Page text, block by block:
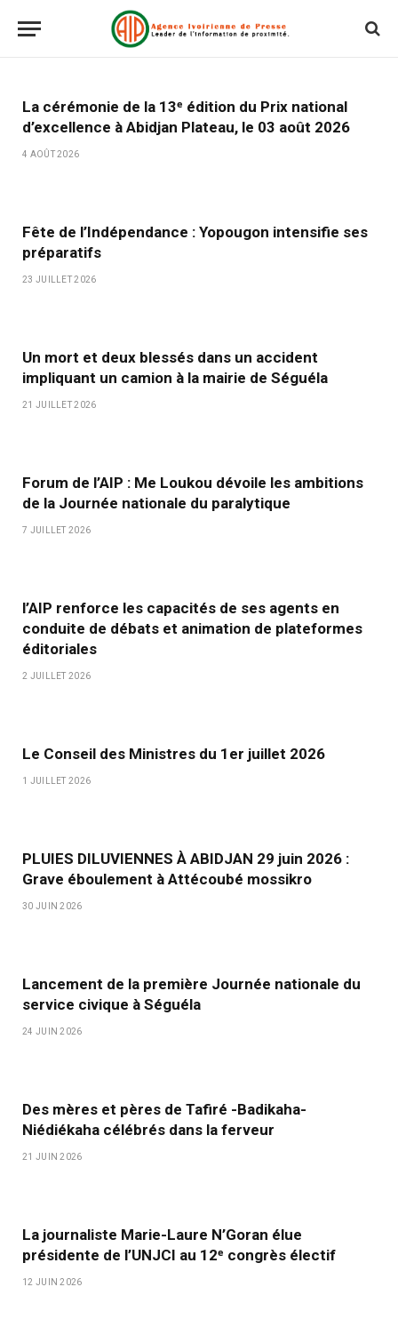
La cérémonie de la 13ᵉ édition du Prix national
d’excellence à Abidjan Plateau, le 03 août 2026
4 AOÛT 2026
Fête de l’Indépendance : Yopougon intensifie ses
préparatifs
23 JUILLET 2026
Un mort et deux blessés dans un accident
impliquant un camion à la mairie de Séguéla
21 JUILLET 2026
Forum de l’AIP : Me Loukou dévoile les ambitions
de la Journée nationale du paralytique
7 JUILLET 2026
l’AIP renforce les capacités de ses agents en
conduite de débats et animation de plateformes
éditoriales
2 JUILLET 2026
Le Conseil des Ministres du 1er juillet 2026
1 JUILLET 2026
PLUIES DILUVIENNES À ABIDJAN 29 juin 2026 :
Grave éboulement à Attécoubé mossikro
30 JUIN 2026
Lancement de la première Journée nationale du
service civique à Séguéla
24 JUIN 2026
Des mères et pères de Tafiré -Badikaha-
Niédiékaha célébrés dans la ferveur
21 JUIN 2026
La journaliste Marie-Laure N’Goran élue
présidente de l’UNJCI au 12ᵉ congrès électif
12 JUIN 2026